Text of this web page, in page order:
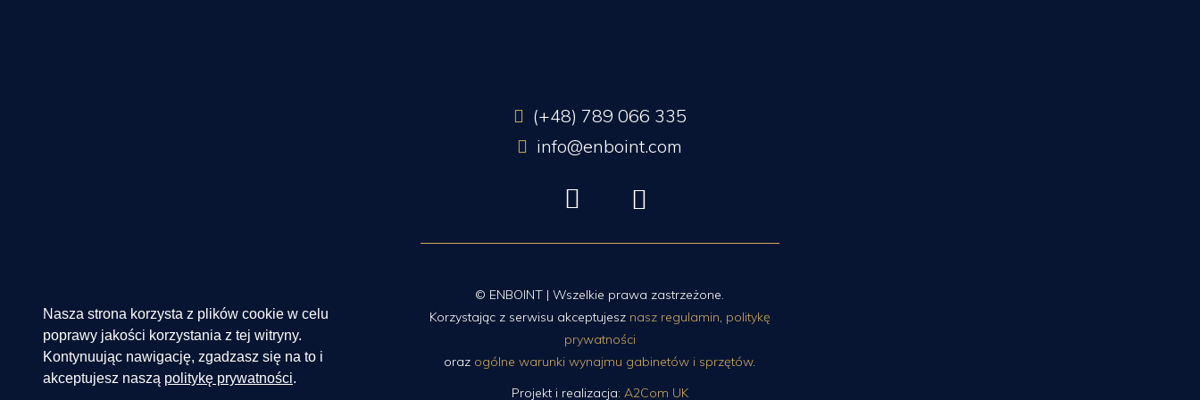
Nasza strona korzysta z plików cookie w celu
poprawy jakości korzystania z tej witryny.
Kontynuując nawigację, zgadzasz się na to i
akceptujesz naszą politykę prywatności.
(+48) 789 066 335
info@enboint.com
© ENBOINT | Wszelkie prawa zastrzeżone.
Korzystając z serwisu akceptujesz nasz regulamin, politykę
prywatności
oraz ogólne warunki wynajmu gabinetów i sprzętów.
Projekt i realizacja: A2Com UK